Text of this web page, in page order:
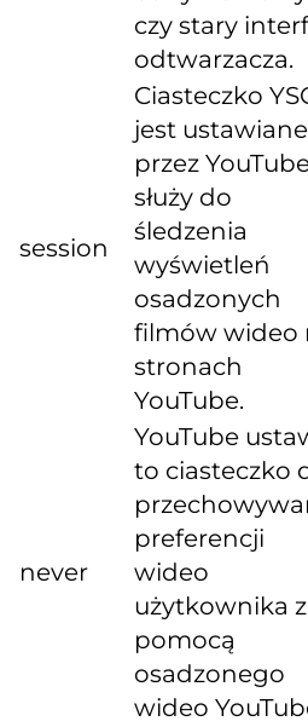
czy stary
odtwarzacza.
session
Ciasteczko
jest ustawiane
przez
służy do
śledzenia
wyświetleń
osadzonych
filmów wideo
stronach
YouTube.
never
YouTube
to ciasteczko
preferencji
wideo
użytkownika
pomocą
osadzonego
wideo